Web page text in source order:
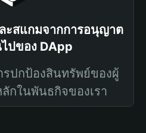
ะสแกมจากการอนุญาต
ปของ DApp
รปกป้องสินทรัพย์ของผู้
กในพันธกิจของเรา